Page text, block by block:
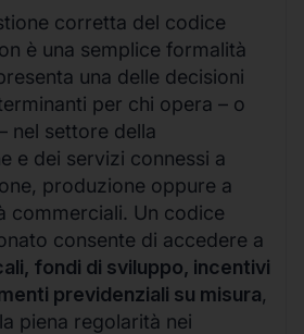
corretta del codice
è una semplice formalità
una delle decisioni
per chi opera – o
nel settore della
e dei servizi connessi a
produzione oppure a
commerciali. Un codice
consente di accedere a
fondi di sviluppo, incentivi
previdenziali su misura,
piena regolarità nei